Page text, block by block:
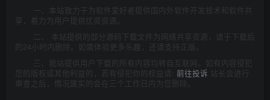
一、本站致力于为软件爱好者提供国内外软件开发技术和软件共
享，着力为用户提供优资资源。
二、 本站提供的部分源码下载文件为网络共享资源，请于下载后
的24小时内删除。如需体验更多乐趣，还请支持正版。
三、我站提供用户下载的所有内容均转自互联网。如有内容侵犯
您的版权或其他利益的，若有侵犯你的权益请: 前往投诉 站长会进行
审查之后，情况属实的会在三个工作日内为您删除。